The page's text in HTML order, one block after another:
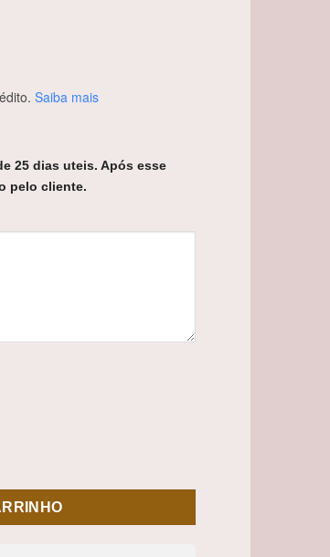
Saiba mais
25 dias uteis. Após esse
pelo cliente.